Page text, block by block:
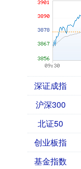
深证成指
沪深300
北证50
创业板指
基金指数